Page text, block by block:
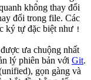
không thay đổi
đổi trong file. Các
ký tự đặc biệt như !
ưa chuộng nhất
lý phiên bản với Git.
gọn gàng và